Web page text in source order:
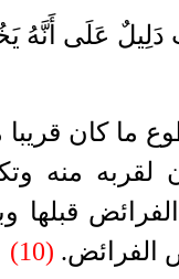
عَلَى أَنَّهُ
ما كان
منه
قبلها
الفرائض.
(10)